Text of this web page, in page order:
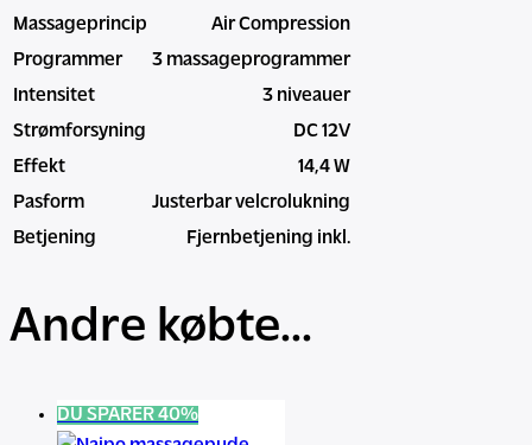
Massageprincip
Air Compression
Programmer
3 massageprogrammer
Intensitet
3 niveauer
Strømforsyning
DC 12V
Effekt
14,4 W
Pasform
Justerbar velcrolukning
Betjening
Fjernbetjening inkl.
Andre købte...
DU SPARER 40%